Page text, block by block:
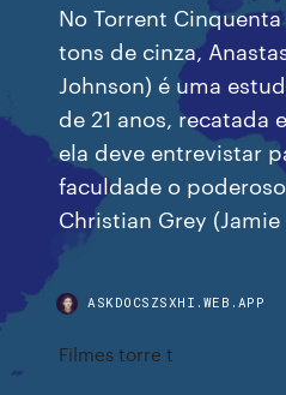
No Torrent
tons de cinza,
Johnson) é uma
de 21 anos, recatada
ela deve entrevistar
faculdade o
Christian Grey
ASKDOCSZSXHI.WEB.APP
Filmes torre t